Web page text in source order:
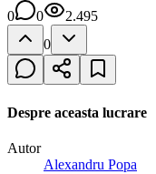
0
0
2.495
0
Despre aceasta lucrare
Autor
Alexandru Popa